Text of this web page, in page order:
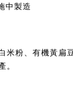
中製造
米粉、有機黃扁豆
。